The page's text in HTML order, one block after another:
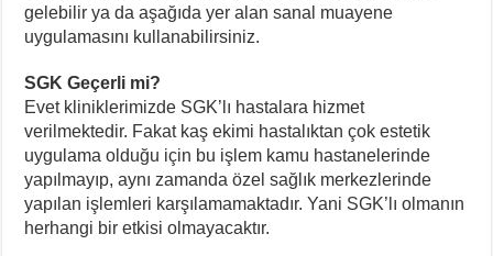
gelebilir ya da aşağıda yer alan sanal muayene
uygulamasını kullanabilirsiniz.
SGK Geçerli mi?
Evet kliniklerimizde SGK’lı hastalara hizmet
verilmektedir. Fakat kaş ekimi hastalıktan çok estetik
uygulama olduğu için bu işlem kamu hastanelerinde
yapılmayıp, aynı zamanda özel sağlık merkezlerinde
yapılan işlemleri karşılamamaktadır. Yani SGK’lı olmanın
herhangi bir etkisi olmayacaktır.